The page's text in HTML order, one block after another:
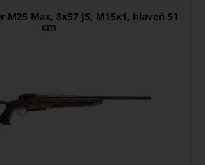
M25 Max, 8x57 JS, M15x1, hlaveň 51
cm